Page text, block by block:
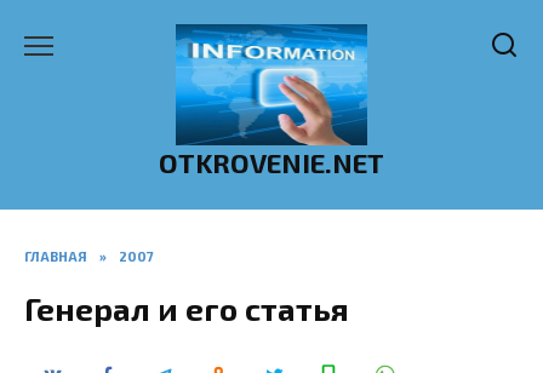
OTKROVENIE.NET
ГЛАВНАЯ » 2007
Генерал и его статья